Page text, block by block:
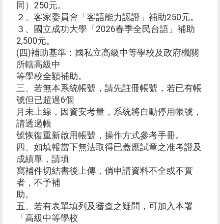
同）250元。
２、客家委員會「客語能力認證」補助250元。
３、國立成功大學「2026春季全民台語」補助
2,500元。
(四)補助基準：國私立高級中等學校及政府機關
所轄高級中
等學校全額補助。
三、若無本系統帳號，請先註冊帳號，若已有帳
號但已超過6個
月未上線，因資安考量，系統將自動停用帳號，
請透過帳
號恢復重新啟用帳號，操作方式參考手冊。
四、如填報當下無法取得已蓋應試章之准考證及
成績單，請填
寫補件切結書後上傳，倘申請資料不全或不實
者，不予補
助。
五、若有表單填列及審查之疑問，可加入本署
「高級中等學校